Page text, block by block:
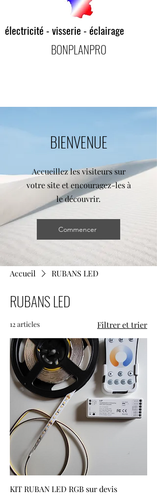
BONPLANPRO
électricité - visserie - éclairage
BIENVENUE
Accueillez les visiteurs sur
votre site et encouragez-les à
le découvrir.
Commencer
Accueil RUBANS LED
RUBANS LED
12 articles Filtrer et trier
KIT RUBAN LED RGB sur devis